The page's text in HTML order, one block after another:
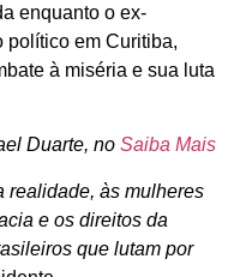
enquanto o ex-
político em Curitiba,
à miséria e sua luta
Duarte, no Saiba Mais
realidade, às mulheres
e os direitos da
que lutam por